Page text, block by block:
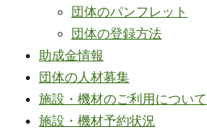
団体のパンフレット
団体の登録方法
助成金情報
団体の人材募集
施設・機材のご利用について
施設・機材予約状況